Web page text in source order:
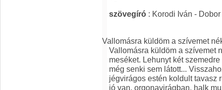
szövegíró : Korodi Iván -
Vallomásra küldöm a szívemet
Vallomásra küldöm a szívemet
meséket. Lehunyt két
még senki sem látott...
jégvirágos estén koldult tavasz
jó van, orgonavirágban, halk